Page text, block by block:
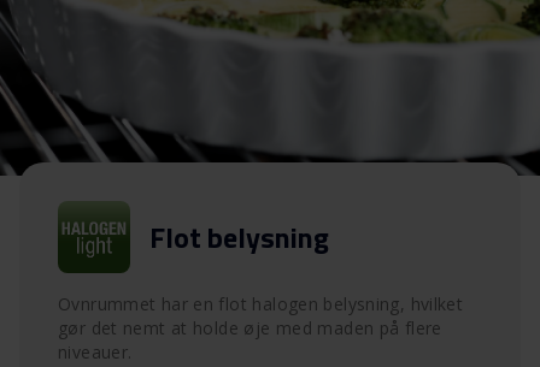
Flot belysning
Ovnrummet har en flot halogen belysning, hvilket
gør det nemt at holde øje med maden på flere
niveauer.